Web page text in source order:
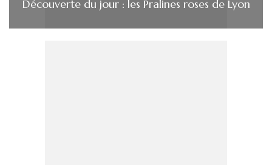
Découverte du jour : les Pralines roses de Lyon